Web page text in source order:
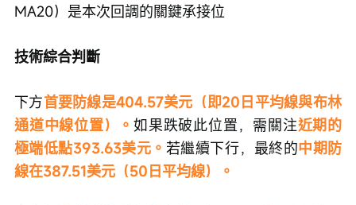
MA20）是本次回調的關鍵承接位
技術綜合判斷
下方首要防線是404.57美元（即20日平均線與布林
通道中線位置）。如果跌破此位置，需關注近期的
極端低點393.63美元。 若繼續下行，最終的中期防
線在387.51美元（50日平均線）。